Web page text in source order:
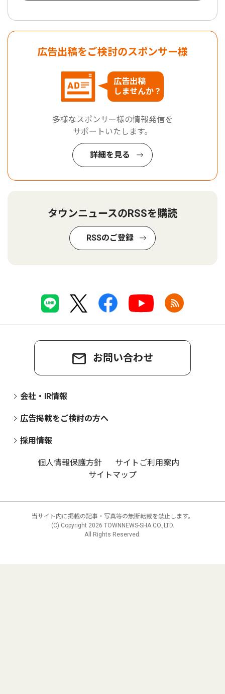
広告出稿をご検討のスポンサー様
広告出稿
しませんか？
多様なスポンサー様の情報発信を
サポートいたします。
詳細を見る
タウンニュースのRSSを購読
RSSのご登録
お問い合わせ
会社・IR情報
広告掲載をご検討の方へ
採用情報
個人情報保護方針
サイトご利用案内
サイトマップ
当サイト内に掲載の記事・写真等の無断転載を禁止します。
(C) Copyright 2026 TOWNNEWS-SHA CO.,LTD.
All Rights Reserved.